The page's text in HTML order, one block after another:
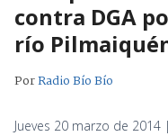
contra DGA
río
PorRadio Bío Bío
Jueves 20 marzo de